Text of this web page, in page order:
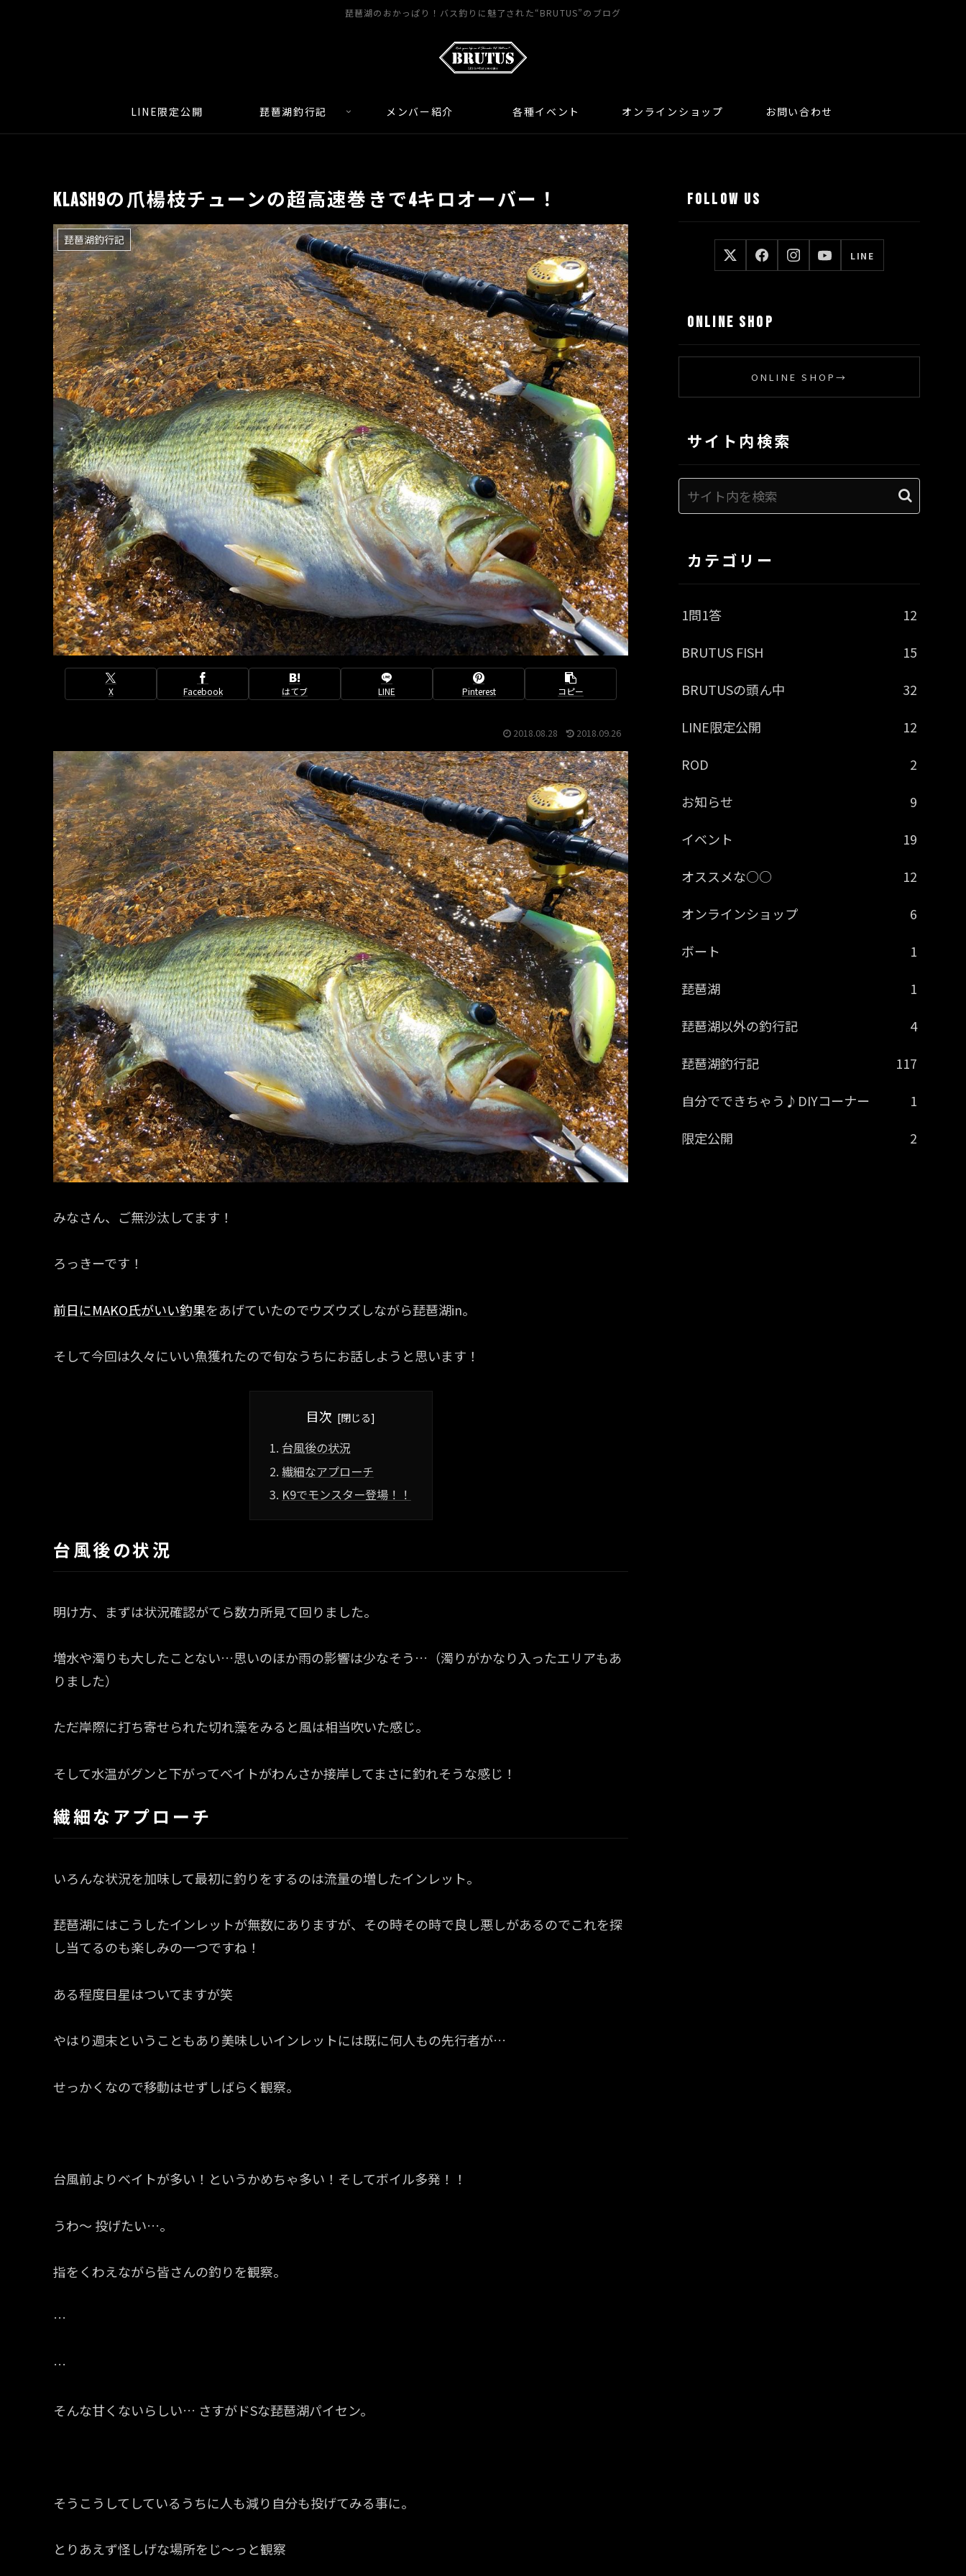
琵琶湖のおかっぱり！バス釣りに魅了された“BRUTUS”のブログ
LINE限定公開 琵琶湖釣行記 メンバー紹介 各種イベント オンラインショップ お問い合わせ
KLASH9の爪楊枝チューンの超高速巻きで4キロオーバー！
琵琶湖釣行記
X Facebook はてブ LINE Pinterest コピー
2018.08.28 2018.09.26
みなさん、ご無沙汰してます！
ろっきーです！
前日にMAKO氏がいい釣果をあげていたのでウズウズしながら琵琶湖in。
そして今回は久々にいい魚獲れたので旬なうちにお話しようと思います！
目次
台風後の状況
繊細なアプローチ
K9でモンスター登場！！
台風後の状況
明け方、まずは状況確認がてら数カ所見て回りました。
増水や濁りも大したことない…思いのほか雨の影響は少なそう…（濁りがかなり入ったエリアもあ
りました）
ただ岸際に打ち寄せられた切れ藻をみると風は相当吹いた感じ。
そして水温がグンと下がってベイトがわんさか接岸してまさに釣れそうな感じ！
繊細なアプローチ
いろんな状況を加味して最初に釣りをするのは流量の増したインレット。
琵琶湖にはこうしたインレットが無数にありますが、その時その時で良し悪しがあるのでこれを探
し当てるのも楽しみの一つですね！
ある程度目星はついてますが笑
やはり週末ということもあり美味しいインレットには既に何人もの先行者が…
せっかくなので移動はせずしばらく観察。
台風前よりベイトが多い！というかめちゃ多い！そしてボイル多発！！
うわ〜 投げたい…。
指をくわえながら皆さんの釣りを観察。
…
…
そんな甘くないらしい… さすがドSな琵琶湖パイセン。
そうこうしてしているうちに人も減り自分も投げてみる事に。
とりあえず怪しげな場所をじ〜っと観察
FOLLOW US
LINE
ONLINE SHOP
ONLINE SHOP→
サイト内検索
カテゴリー
1問1答
12
BRUTUS FISH
15
BRUTUSの頭ん中
32
LINE限定公開
12
ROD
2
お知らせ
9
イベント
19
オススメな○○
12
オンラインショップ
6
ボート
1
琵琶湖
1
琵琶湖以外の釣行記
4
琵琶湖釣行記
117
自分でできちゃう♪DIYコーナー
1
限定公開
2